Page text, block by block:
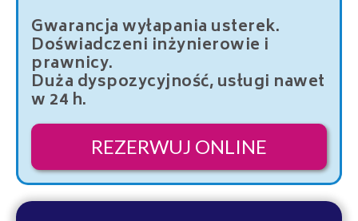
Gwarancja wyłapania usterek.
Doświadczeni inżynierowie i
prawnicy.
Duża dyspozycyjność, usługi nawet
w 24 h.
REZERWUJ ONLINE